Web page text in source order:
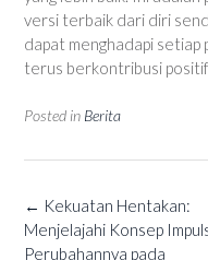
versi terbaik dari diri
dapat menghadapi setiap
terus berkontribusi positif
Posted in Berita
Post
navigation
← Kekuatan Hentakan:
Menjelajahi Konsep
Perubahannya pada